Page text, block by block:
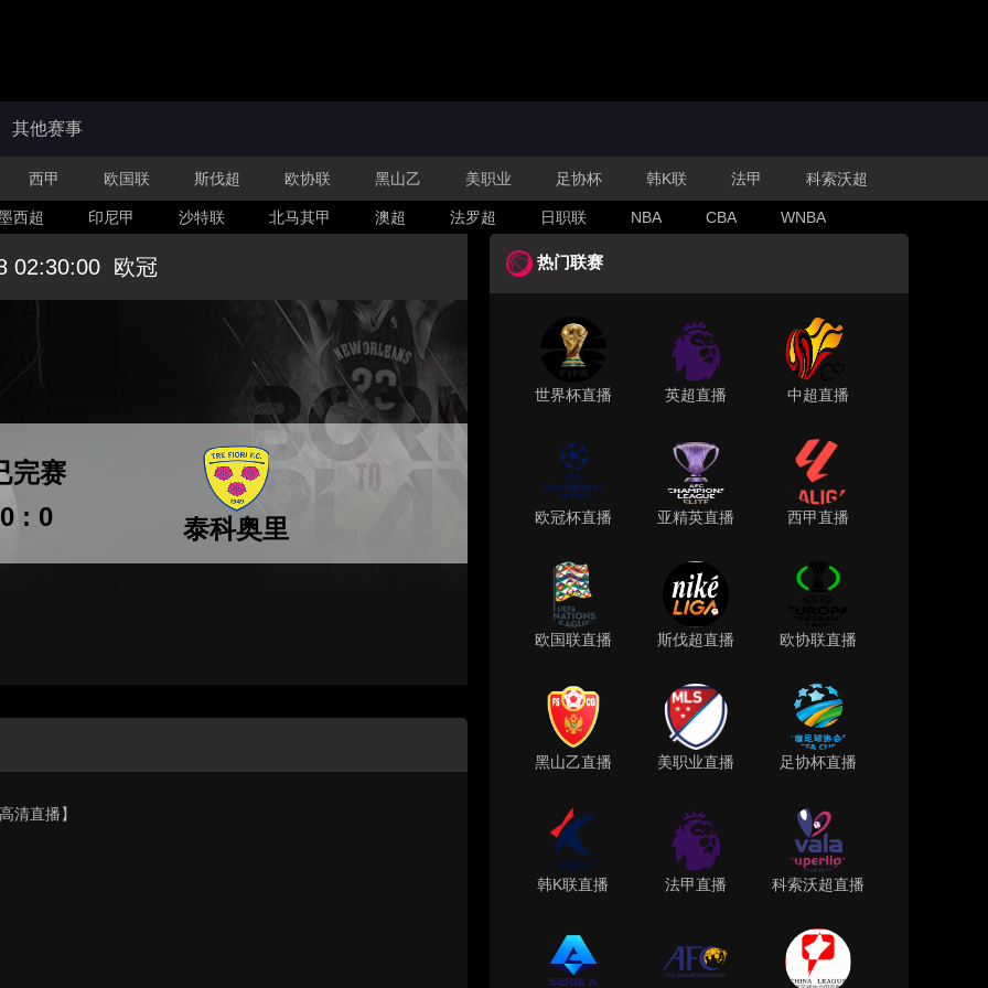
其他赛事
西甲 欧国联 斯伐超 欧协联 黑山乙 美职业 足协杯 韩K联 法甲 科索沃超
西超 印尼甲 沙特联 北马其甲 澳超 法罗超 日职联 NBA CBA WNBA
02:30:00 欧冠
0 : 0
完赛
泰科奥里
清直播】
热门联赛
世界杯直播 英超直播 中超直播
欧冠杯直播 亚精英直播 西甲直播
欧国联直播 斯伐超直播 欧协联直播
黑山乙直播 美职业直播 足协杯直播
韩K联直播 法甲直播 科索沃超直播